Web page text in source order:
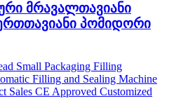
მრავალთავიანი
პომიდორი